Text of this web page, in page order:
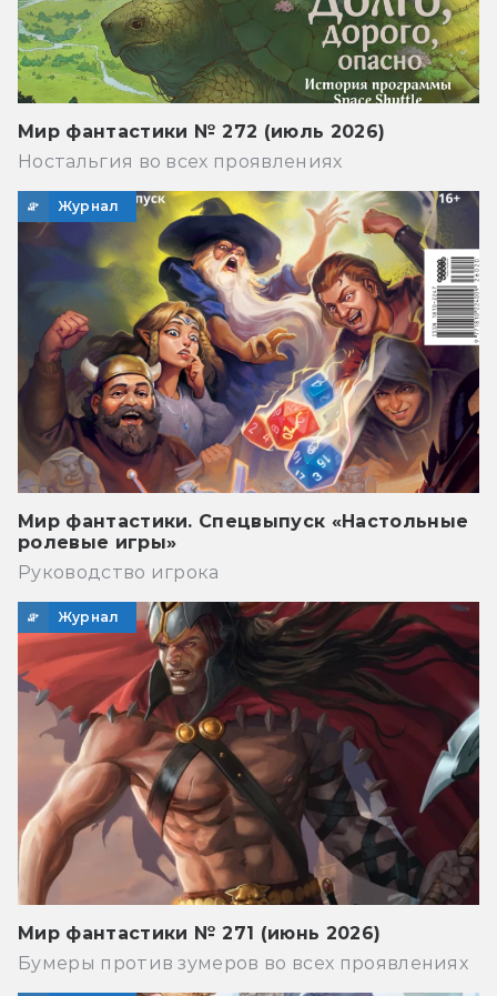
Мир фантастики № 272 (июль 2026)
Ностальгия во всех проявлениях
Журнал
Мир фантастики. Спецвыпуск «Настольные
ролевые игры»
Руководство игрока
Журнал
Мир фантастики № 271 (июнь 2026)
Бумеры против зумеров во всех проявлениях